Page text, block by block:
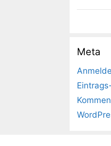
Meta